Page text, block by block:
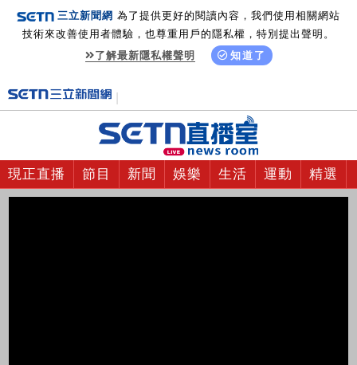
三立新聞網 為了提供更好的閱讀內容，我們使用相關網站
技術來改善使用者體驗，也尊重用戶的隱私權，特別提出聲明。
了解最新隱私權聲明
知道了
現正直播 節目 新聞 娛樂 生活 運動 精選